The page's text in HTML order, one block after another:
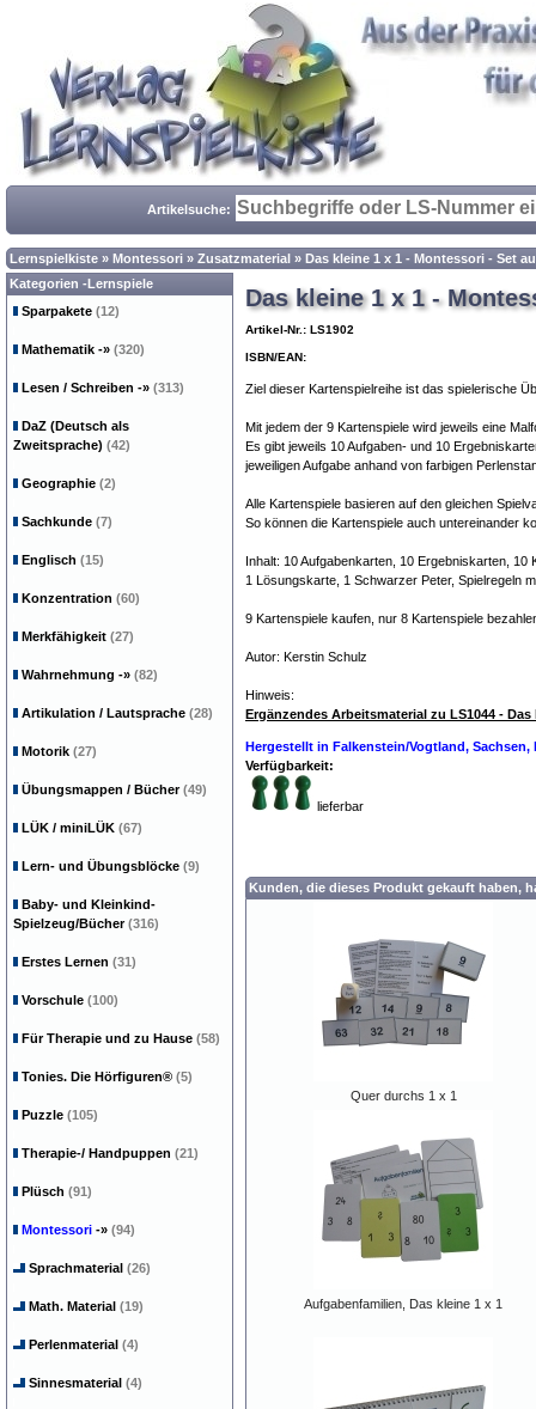
Artikelsuche:
Lernspielkiste » Montessori » Zusatzmaterial » Das kleine 1 x 1 - Montessori - Set
Das kleine 1 x 1 -
Artikel-Nr.: LS1902
ISBN/EAN:
Ziel dieser Kartenspielreihe ist das spielerische
Mit jedem der 9 Kartenspiele wird jeweils eine
Es gibt jeweils 10 Aufgaben- und 10
jeweiligen Aufgabe anhand von farbigen
Alle Kartenspiele basieren auf den gleichen
So können die Kartenspiele auch untereinander
Inhalt: 10 Aufgabenkarten, 10 Ergebniskarten, 10
1 Lösungskarte, 1 Schwarzer Peter, Spielregeln
9 Kartenspiele kaufen, nur 8 Kartenspiele
Autor: Kerstin Schulz
Hinweis:
Ergänzendes Arbeitsmaterial zu LS1044 -
Hergestellt in Falkenstein/Vogtland, Sachsen,
Verfügbarkeit:
lieferbar
Kunden, die dieses Produkt gekauft haben,
Quer durchs 1 x 1
Aufgabenfamilien, Das kleine 1 x 1
Kategorien -Lernspiele
Sparpakete (12)
Mathematik -» (320)
Lesen / Schreiben -» (313)
DaZ (Deutsch als
Zweitsprache) (42)
Geographie (2)
Sachkunde (7)
Englisch (15)
Konzentration (60)
Merkfähigkeit (27)
Wahrnehmung -» (82)
Artikulation / Lautsprache (28)
Motorik (27)
Übungsmappen / Bücher(49)
LÜK / miniLÜK (67)
Lern- und Übungsblöcke (9)
Baby- und Kleinkind-
Spielzeug/Bücher(316)
Erstes Lernen (31)
Vorschule (100)
Für Therapie und zu Hause (58)
Tonies. Die Hörfiguren® (5)
Puzzle (105)
Therapie-/ Handpuppen (21)
Plüsch (91)
Montessori -» (94)
Sprachmaterial (26)
Math. Material (19)
Perlenmaterial (4)
Sinnesmaterial (4)